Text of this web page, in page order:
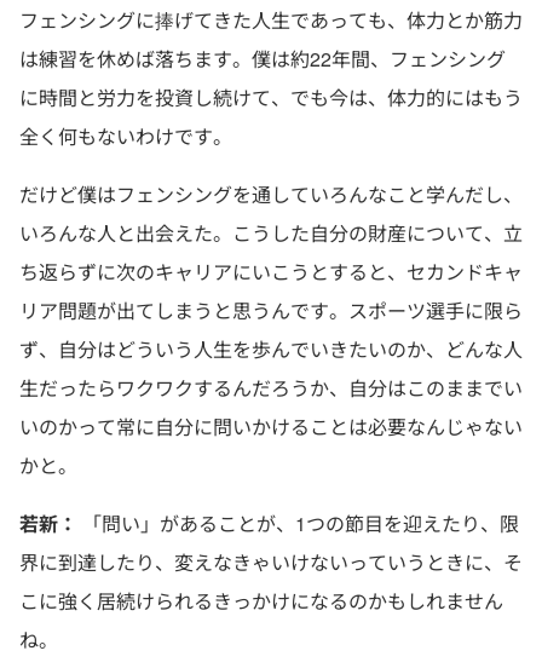
フェンシングに捧げてきた人生であっても、体力とか筋力
は練習を休めば落ちます。僕は約22年間、フェンシング
に時間と労力を投資し続けて、でも今は、体力的にはもう
全く何もないわけです。
だけど僕はフェンシングを通していろんなこと学んだし、
いろんな人と出会えた。こうした自分の財産について、立
ち返らずに次のキャリアにいこうとすると、セカンドキャ
リア問題が出てしまうと思うんです。スポーツ選手に限ら
ず、自分はどういう人生を歩んでいきたいのか、どんな人
生だったらワクワクするんだろうか、自分はこのままでい
いのかって常に自分に問いかけることは必要なんじゃない
かと。
若新：
「問い」があることが、1つの節目を迎えたり、限
界に到達したり、変えなきゃいけないっていうときに、そ
こに強く居続けられるきっかけになるのかもしれません
ね。